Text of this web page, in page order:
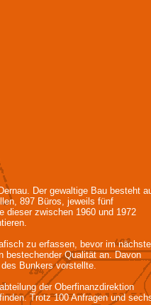
Der gewaltige Bau besteht
897 Büros, jeweils fünf
dieser zwischen 1960 und 1972
zu erfassen, bevor im
bestechender Qualität an. Davon
Bunkers vorstellte.
der Oberfinanzdirektion
Trotz 100 Anfragen und